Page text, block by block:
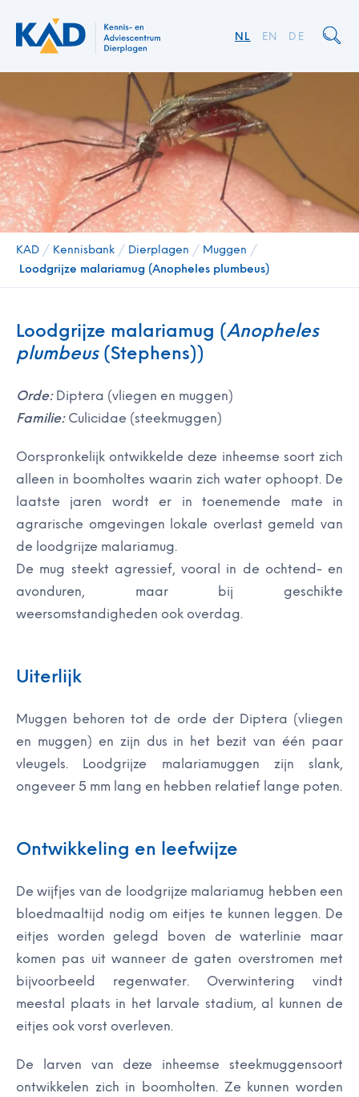
DE
EN
NL
KAD / Kennisbank / Dierplagen / Muggen /
Loodgrijze malariamug (Anopheles plumbeus)
Loodgrijze malariamug (Anopheles
plumbeus(Stephens))
Orde:Diptera (vliegen en muggen)
Familie:Culicidae (steekmuggen)
Oorspronkelijk ontwikkelde deze inheemse soort zich
alleen in boomholtes waarin zich water ophoopt. De
laatste jaren wordt er in toenemende mate in
agrarische omgevingen lokale overlast gemeld van
de loodgrijze malariamug.
De mug steekt agressief, vooral in de ochtend- en
avonduren, maar bij geschikte
weersomstandigheden ook overdag.
Uiterlijk
Muggen behoren tot de orde der Diptera (vliegen
en muggen) en zijn dus in het bezit van één paar
vleugels. Loodgrijze malariamuggen zijn slank,
ongeveer 5 mm lang en hebben relatief lange poten.
Ontwikkeling en leefwijze
De wijfjes van de loodgrijze malariamug hebben een
bloedmaaltijd nodig om eitjes te kunnen leggen. De
eitjes worden gelegd boven de waterlinie maar
komen pas uit wanneer de gaten overstromen met
bijvoorbeeld regenwater. Overwintering vindt
meestal plaats in het larvale stadium, al kunnen de
eitjes ook vorst overleven.
De larven van deze inheemse steekmuggensoort
ontwikkelen zich in boomholten. Ze kunnen worden